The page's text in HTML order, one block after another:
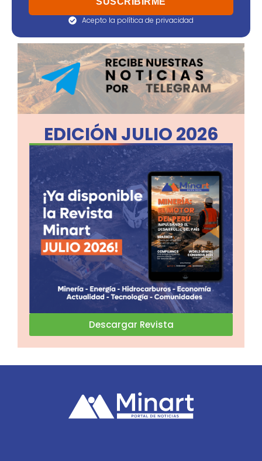
Acepto la política de privacidad
EDICIÓN JULIO 2026
Descargar Revista